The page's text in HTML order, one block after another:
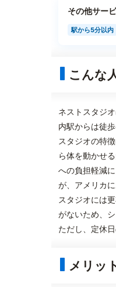
その他サー
駅から5分以内
こんな
ネストスタジ
内駅からは徒
スタジオの特
ら体を動かせ
への負担軽減
が、アメリカ
スタジオには
がないため、
ただし、定休
メリッ